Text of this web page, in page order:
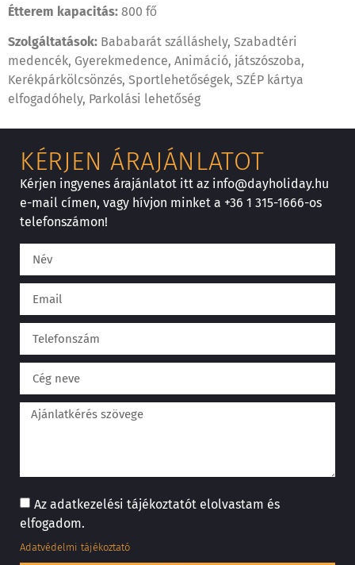
Étterem kapacitás: 800 fő
Szolgáltatások: Bababarát szálláshely, Szabadtéri
medencék, Gyerekmedence, Animáció, játszószoba,
Kerékpárkölcsönzés, Sportlehetőségek, SZÉP kártya
elfogadóhely, Parkolási lehetőség
KÉRJEN ÁRAJÁNLATOT
Kérjen ingyenes árajánlatot itt az info@dayholiday.hu
e-mail címen, vagy hívjon minket a +36 1 315-1666-os
telefonszámon!
Az adatkezelési tájékoztatót elolvastam és
elfogadom.
Adatvédelmi tájékoztató